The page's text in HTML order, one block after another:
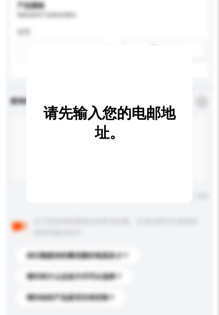
产品规格
查询内容
你们能提供的最优惠价格是多少？
请问有什么运送方式可以选择？
请问你的产品是否支持定制？
请先输入您的电邮地
址。